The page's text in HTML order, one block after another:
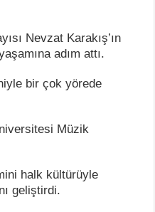
Nevzat Karakış’ın
adım attı.
bir çok yörede
Müzik
halk kültürüyle
geliştirdi.